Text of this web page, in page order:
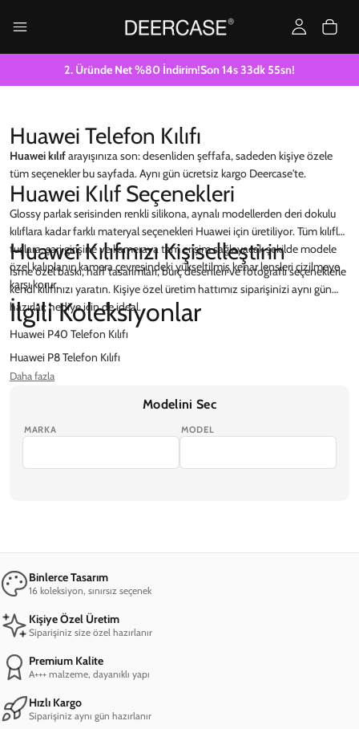
2. Üründe Net %80 İndirim!Son14s33dk 55sn!
Huawei Telefon Kılıfı
Huawei kılıfarayışınıza son: desenliden şeffafa, sadeden kişiye özele
tüm seçenekler bu sayfada. Aynı gün ücretsiz kargo Deercase'te.
Huawei Kılıf Seçenekleri
Glossy parlak serisinden renkli silikona, aynalı modellerden deri dokulu
kılıflara kadar farklı materyal seçenekleri Huawei için üretiliyor. Tüm kılıflar
tuşlara, şarj girişine ve kameraya tam erişim sağlayacak şekilde modele
özel kalıplanır; kamera çevresindeki yükseltilmiş kenar lensleri çizilmeye
karşı korur.
Huawei Kılıfınızı Kişiselleştirin
İsme özel baskı, harf tasarımları, burç desenleri ve fotoğraflı seçeneklerle
kendi kılıfınızı yaratın. Kişiye özel üretim hattımız siparişinizi aynı gün
hazırlar; hediye için de ideal.
İlgili Koleksiyonlar
Huawei P40 Telefon Kılıfı
Huawei P8 Telefon Kılıfı
Huawei Y5 2018 Telefon Kılıfı
Huawei Y5 2019 Telefon Kılıfı
Daha fazla
Modelini Sec
MARKA MODEL
Binlerce Tasarım
16 koleksiyon, sınırsız seçenek
Kişiye Özel Üretim
Siparişiniz size özel hazırlanır
Premium Kalite
A+++ malzeme, dayanıklı yapı
Hızlı Kargo
Siparişiniz aynı gün hazırlanır